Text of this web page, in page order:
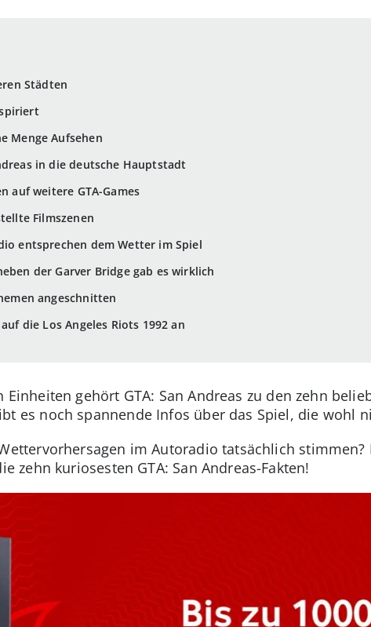
Städten
Menge Aufsehen
in die deutsche Hauptstadt
auf weitere GTA-Games
Filmszenen
entsprechen dem Wetter im Spiel
der Garver Bridge gab es wirklich
angeschnitten
die Los Angeles Riots 1992 an
Einheiten gehört GTA: San Andreas zu den zehn
es noch spannende Infos über das Spiel, die wohl
im Autoradio tatsächlich stimmen?
zehn kuriosesten GTA: San Andreas-Fakten!